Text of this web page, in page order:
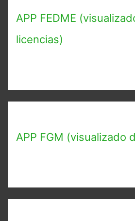
APP FEDME
licencias)
APP FGM (visualizado